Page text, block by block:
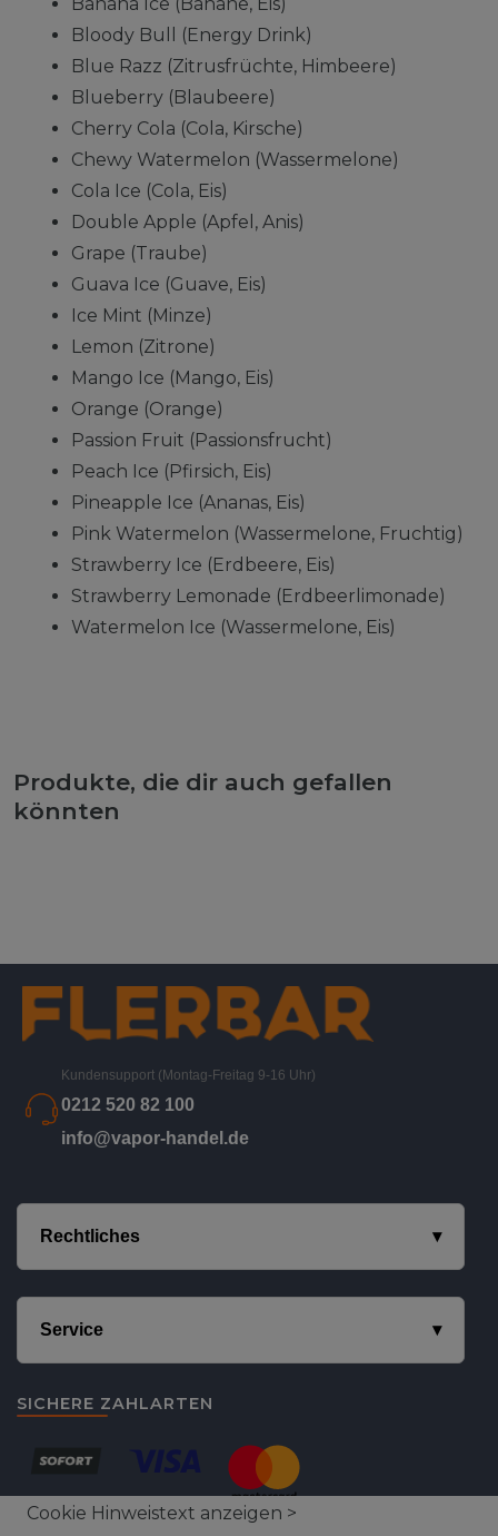
Bloody Bull (Energy Drink)
Blue Razz (Zitrusfrüchte, Himbeere)
Blueberry (Blaubeere)
Cherry Cola (Cola, Kirsche)
Chewy Watermelon (Wassermelone)
Cola Ice (Cola, Eis)
Double Apple (Apfel, Anis)
Grape (Traube)
Guava Ice (Guave, Eis)
Ice Mint (Minze)
Lemon (Zitrone)
Mango Ice (Mango, Eis)
Orange (Orange)
Passion Fruit (Passionsfrucht)
Peach Ice (Pfirsich, Eis)
Pineapple Ice (Ananas, Eis)
Pink Watermelon (Wassermelone, Fruchtig)
Strawberry Ice (Erdbeere, Eis)
Strawberry Lemonade (Erdbeerlimonade)
Watermelon Ice (Wassermelone, Eis)
Produkte, die dir auch gefallen
könnten
Kundensupport (Montag-Freitag 9-16 Uhr)
0212 520 82 100
info@vapor-handel.de
Rechtliches
Service
SICHERE ZAHLARTEN
Cookie Hinweistext anzeigen >